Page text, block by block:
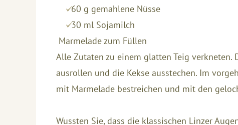
60 g gemahlene Nüsse
30 ml Sojamilch
Marmelade zum Füllen
Alle Zutaten zu einem glatten Teig verkneten.
ausrollen und die Kekse ausstechen. Im
mit Marmelade bestreichen und mit den
Wussten Sie, dass die klassischen Linzer